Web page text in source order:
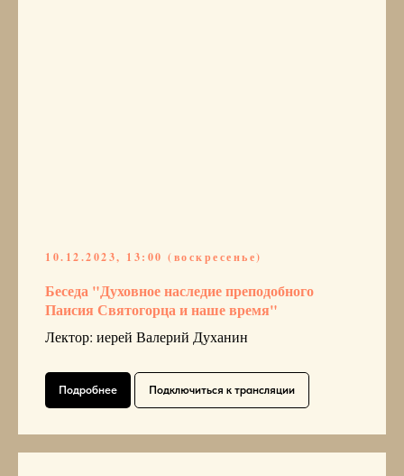
10.12.2023, 13:00 (воскресенье)
Беседа "Духовное наследие преподобного
Паисия Святогорца и наше время"
Лектор: иерей Валерий Духанин
Подробнее Подключиться к трансляции